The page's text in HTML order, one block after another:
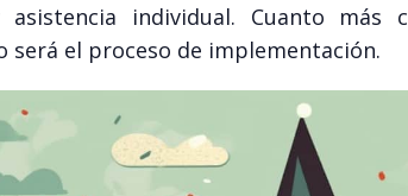
individual. Cuanto
será el proceso de implementación.